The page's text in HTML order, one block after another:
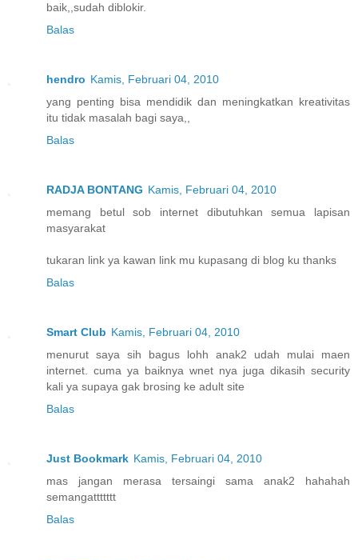
baik,,sudah diblokir.
Balas
hendro Kamis, Februari 04, 2010
yang penting bisa mendidik dan meningkatkan kreativitas
itu tidak masalah bagi saya,,
Balas
RADJA BONTANG Kamis, Februari 04, 2010
memang betul sob internet dibutuhkan semua lapisan
masyarakat
tukaran link ya kawan link mu kupasang di blog ku thanks
Balas
Smart Club Kamis, Februari 04, 2010
menurut saya sih bagus lohh anak2 udah mulai maen
internet. cuma ya baiknya wnet nya juga dikasih security
kali ya supaya gak brosing ke adult site
Balas
Just Bookmark Kamis, Februari 04, 2010
mas jangan merasa tersaingi sama anak2 hahahah
semangattttttt
Balas